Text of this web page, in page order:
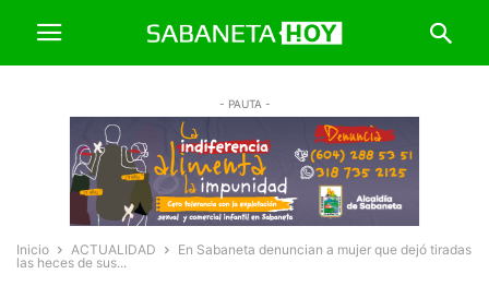
- PAUTA -
Inicio ACTUALIDAD
En Sabaneta denuncian a mujer que dejó tiradas
las heces de sus...